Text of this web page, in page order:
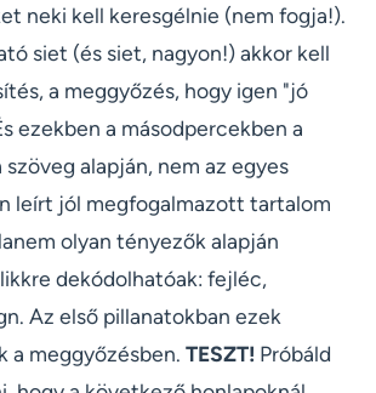
neki kell keresgélnie (nem fogja!).
siet (és siet, nagyon!) akkor kell
a meggyőzés, hogy igen "jó
ezekben a másodpercekben a
alapján, nem az egyes
leírt jól megfogalmazott tartalom
olyan tényezők alapján
dekódolhatóak: fejléc,
Az első pillanatokban ezek
a meggyőzésben.TESZT! Próbáld